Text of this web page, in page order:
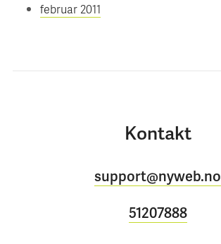
februar 2011
Kontakt
support@nyweb.no
51207888